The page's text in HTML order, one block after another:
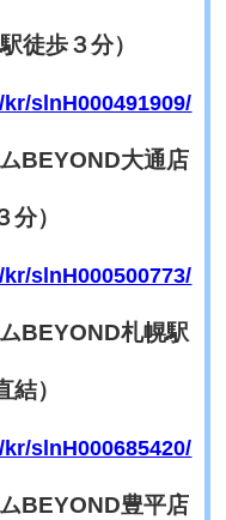
徒歩３分）
slnH000491909/
BEYOND大通店
分）
slnH000500773/
BEYOND札幌駅
結）
slnH000685420/
BEYOND豊平店